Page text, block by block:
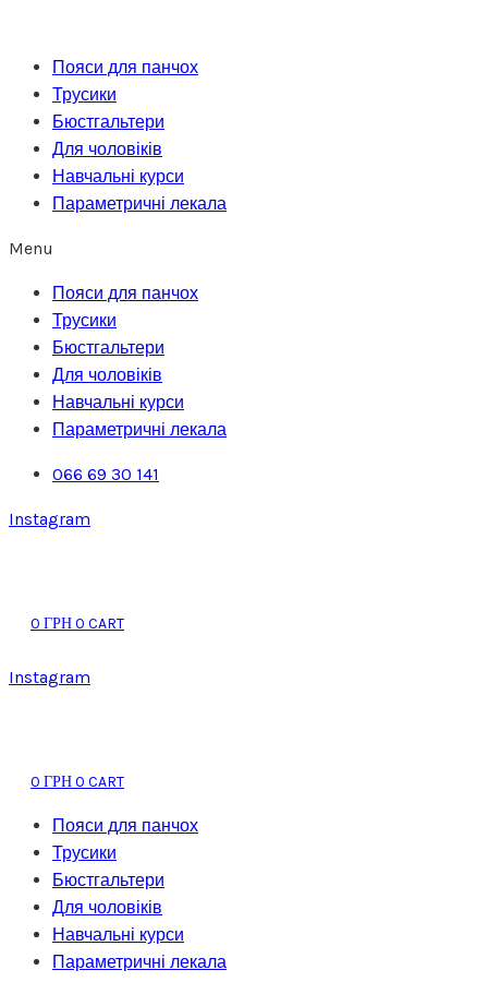
вмістуПояси для панчох
Трусики
Бюстгальтери
Для чоловіків
Навчальні курси
Параметричні лекала
Menu
Пояси для панчох
Трусики
Бюстгальтери
Для чоловіків
Навчальні курси
Параметричні лекала
066 69 30 141
Instagram
0 ГРН 0 CART
Instagram
0 ГРН 0 CART
Пояси для панчох
Трусики
Бюстгальтери
Для чоловіків
Навчальні курси
Параметричні лекала